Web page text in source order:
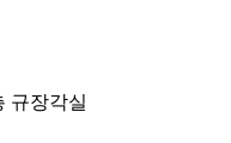
규장각실